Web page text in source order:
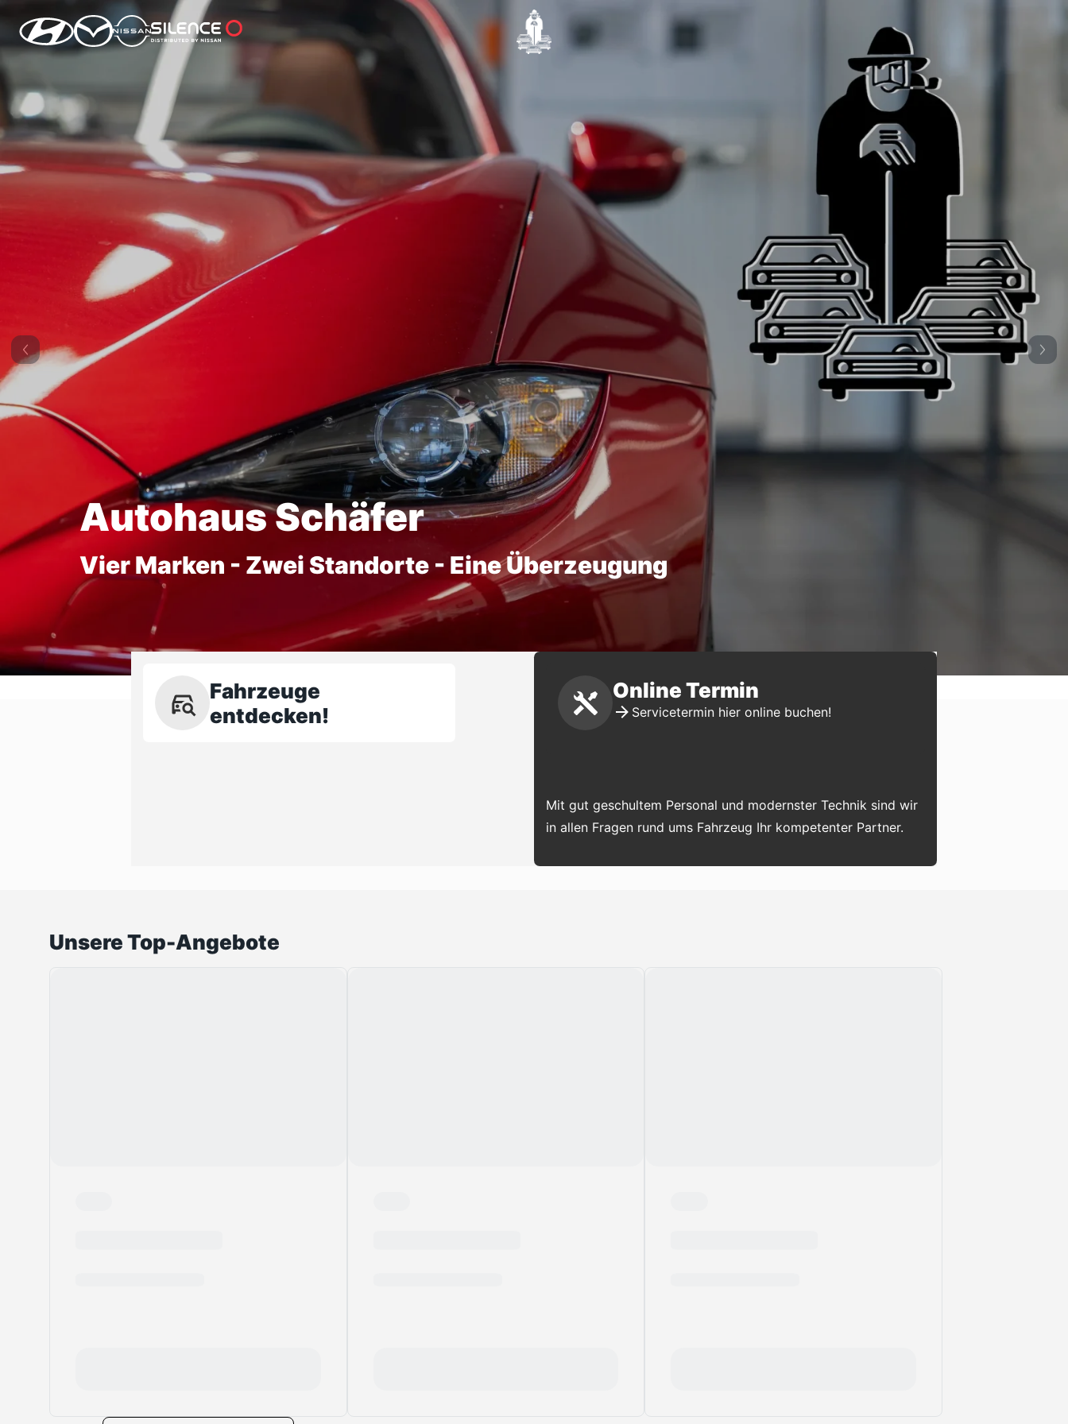
Autohaus Schäfer
Vier Marken - Zwei Standorte - Eine Überzeugung
Fahrzeuge
entdecken!
Online Termin
Servicetermin hier online buchen!
Mit gut geschultem Personal und modernster Technik sind wir
in allen Fragen rund ums Fahrzeug Ihr kompetenter Partner.
Unsere Top-Angebote